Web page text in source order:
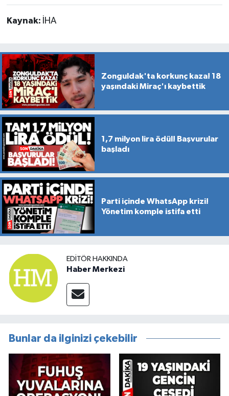
Kaynak: İHA
Zonguldak'ta korkunç kaza! 18
yaşındaki Miraç'ı kaybettik
1,7 milyon lira ödül! Başvurular
başladı
Parti içinde WhatsApp krizi!
Yönetim komple istifa etti
EDITÖR HAKKINDA
Haber Merkezi
Bunlar da ilginizi çekebilir